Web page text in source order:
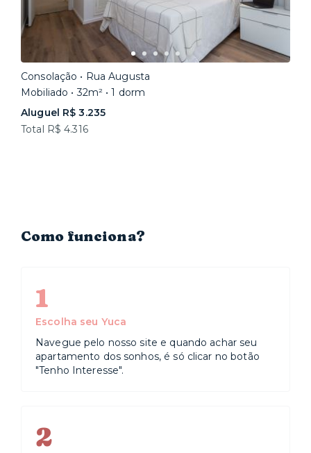
Consolação • Rua Augusta
Mobiliado • 32m² • 1 dorm
Aluguel R$ 3.235
Total R$ 4.316
Como funciona?
1
Escolha seu Yuca
Navegue pelo nosso site e quando achar seu
apartamento dos sonhos, é só clicar no botão
"Tenho Interesse".
2